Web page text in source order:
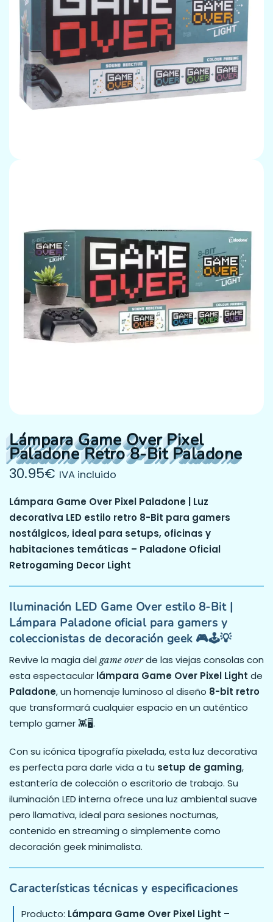
Lámpara Game Over Pixel
Paladone Retro 8-Bit Paladone
30.95€ IVA incluido
Lámpara Game Over Pixel Paladone | Luz
decorativa LED estilo retro 8-Bit para gamers
nostálgicos, ideal para setups, oficinas y
habitaciones temáticas – Paladone Oficial
Retrogaming Decor Light
Iluminación LED Game Over estilo 8-Bit |
Lámpara Paladone oficial para gamers y
coleccionistas de decoración geek 🎮🕹️💡
Revive la magia delgame overde las viejas consolas con
esta espectacular lámpara Game Over Pixel Light de
Paladone, un homenaje luminoso al diseño 8-bit retro
que transformará cualquier espacio en un auténtico
templo gamer 👾🖥️.
Con su icónica tipografía pixelada, esta luz decorativa
es perfecta para darle vida a tu setup de gaming,
estantería de colección o escritorio de trabajo. Su
iluminación LED interna ofrece una luz ambiental suave
pero llamativa, ideal para sesiones nocturnas,
contenido en streaming o simplemente como
decoración geek minimalista.
Características técnicas y especificaciones
Producto: Lámpara Game Over Pixel Light –